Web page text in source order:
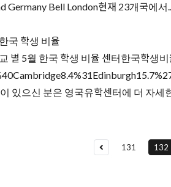
Germany Bell London현재 23개국에서..
국 학생 비율
별 5월 한국 학생 비율 센터한국학생
있으신 분은 영국유학센터에 더 자세
131 132